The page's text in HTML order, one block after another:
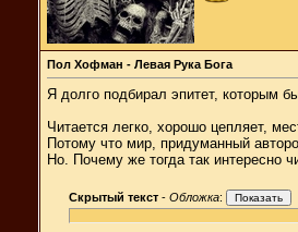
Пол Хофман - Левая Рука Бога
Я долго подбирал эпитет, которым
Читается легко, хорошо цепляет,
Потому что мир, придуманный
Но. Почему же тогда так интересно
Скрытый текст - Обложка: